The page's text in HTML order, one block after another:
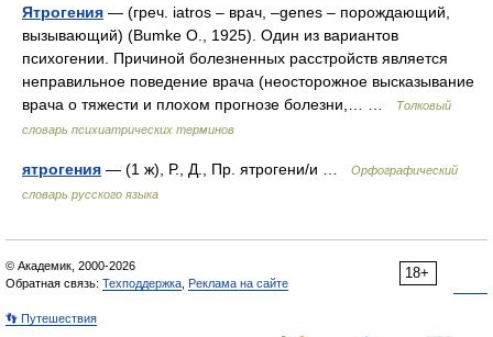
Ятрогения — (греч. iatros – врач, –genes – порождающий,
вызывающий) (Bumke О., 1925). Один из вариантов
психогении. Причиной болезненных расстройств является
неправильное поведение врача (неосторожное высказывание
врача о тяжести и плохом прогнозе болезни,… …
Толковый
словарь психиатрических терминов
ятрогения — (1 ж), Р., Д., Пр. ятрогени/и …
Орфографический
словарь русского языка
18+
© Академик, 2000-2026
Обратная связь: Техподдержка Реклама на сайте
👣 Путешествия